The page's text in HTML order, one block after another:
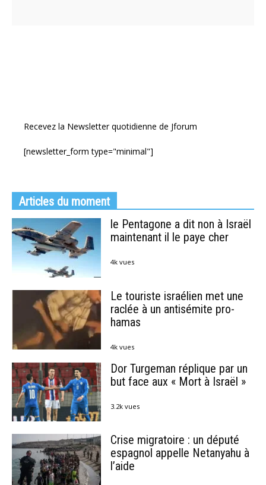
Recevez la Newsletter quotidienne de Jforum
[newsletter_form type="minimal"]
Articles du moment
le Pentagone a dit non à Israël
maintenant il le paye cher
4k vues
Le touriste israélien met une
raclée à un antisémite pro-
hamas
4k vues
Dor Turgeman réplique par un
but face aux « Mort à Israël »
3.2k vues
Crise migratoire : un député
espagnol appelle Netanyahu à
l’aide